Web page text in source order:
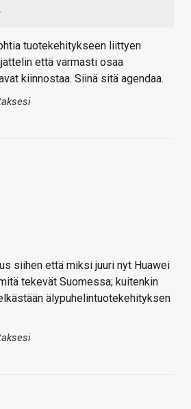
tuotekehitykseen liittyen
että varmasti osaa
kiinnostaa. Siinä sitä agendaa.
siihen että miksi juuri nyt Huawei
tekevät Suomessa; kuitenkin
älypuhelintuotekehityksen